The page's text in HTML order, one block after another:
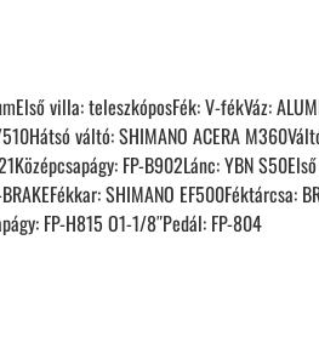
villa: teleszkóposFék: V-fékVáz:
váltó: SHIMANO ACERA
FP-B902Lánc: YBN
SHIMANO EF500Féktárcsa:
FP-H815 O1-1/8″Pedál: FP-804